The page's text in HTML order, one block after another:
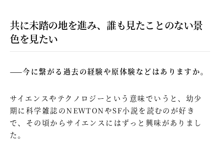
共に未踏の地を進み、誰も見たことのない景
色を見たい
——今に繋がる過去の経験や原体験などはありますか。
サイエンスやテクノロジーという意味でいうと、幼少
期に科学雑誌のNEWTONやSF小説を読むのが好き
で、その頃からサイエンスにはずっと興味がありまし
た。